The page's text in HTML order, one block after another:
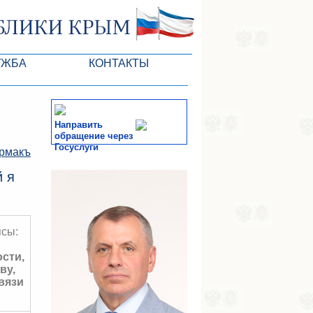
КОНТАКТЫ
я
Направить
обращение через
Госуслуги